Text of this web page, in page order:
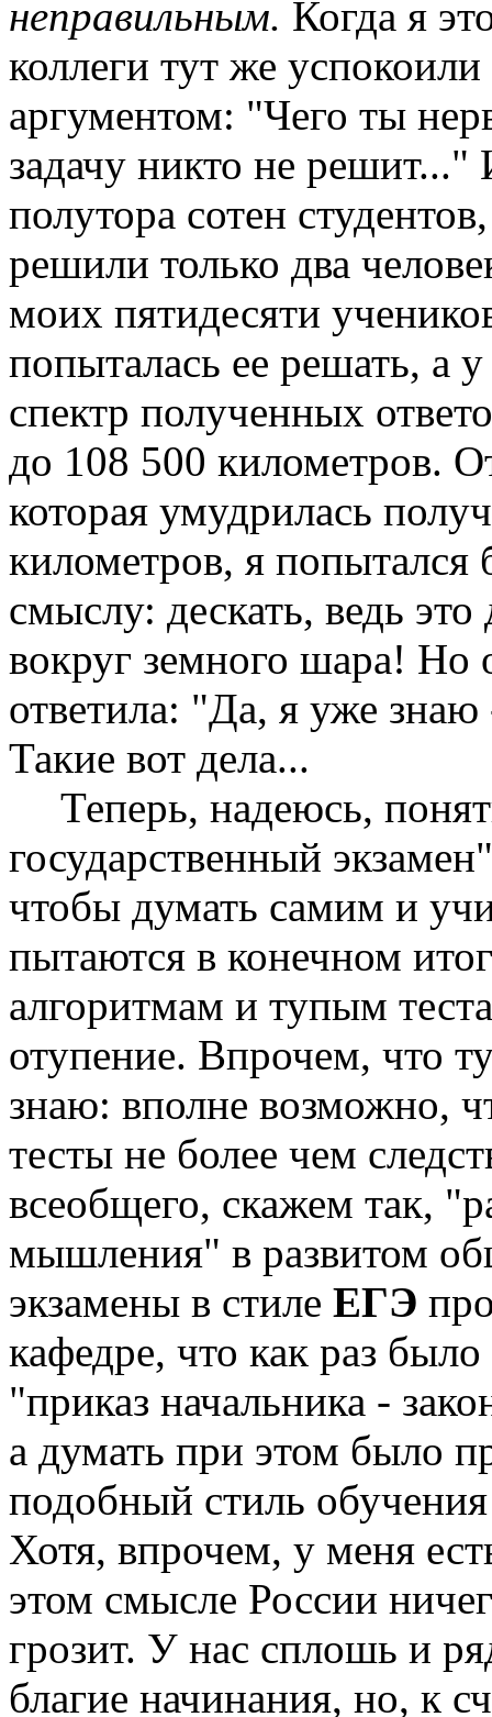
неправильным. Когда я
коллеги тут же
аргументом: "Чего ты
задачу никто не
полутора сотен
решили только два
моих пятидесяти
попыталась ее решать, а
спектр полученных
до 108 500 километров.
которая умудрилась
километров, я попытался
смыслу: дескать, ведь
вокруг земного шара! Но
ответила: "Да, я уже
Такие вот дела...
Теперь, надеюсь,
государственный
чтобы думать самим и
пытаются в конечном
алгоритмам и тупым
отупение. Впрочем, что
знаю: вполне возможно,
тесты не более чем
всеобщего, скажем так,
мышления" в развитом
экзамены в стиле ЕГЭ
кафедре, что как раз
"приказ начальника -
а думать при этом было
подобный стиль
Хотя, впрочем, у меня
этом смысле России
грозит. У нас сплошь и
благие начинания, но, к